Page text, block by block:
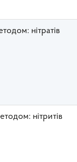
нітратів
нітритів